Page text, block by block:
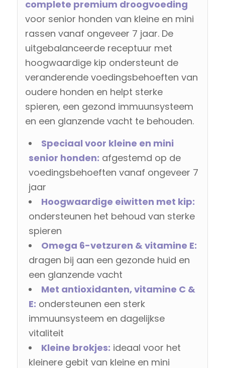
complete premium droogvoeding
voor senior honden van kleine en mini
rassen vanaf ongeveer 7 jaar. De
uitgebalanceerde receptuur met
hoogwaardige kip ondersteunt de
veranderende voedingsbehoeften van
oudere honden en helpt sterke
spieren, een gezond immuunsysteem
en een glanzende vacht te behouden.
Speciaal voor kleine en mini
senior honden: afgestemd op de
voedingsbehoeften vanaf ongeveer 7
jaar
Hoogwaardige eiwitten met kip:
ondersteunen het behoud van sterke
spieren
Omega 6-vetzuren & vitamine E:
dragen bij aan een gezonde huid en
een glanzende vacht
Met antioxidanten, vitamine C &
E: ondersteunen een sterk
immuunsysteem en dagelijkse
vitaliteit
Kleine brokjes: ideaal voor het
kleinere gebit van kleine en mini